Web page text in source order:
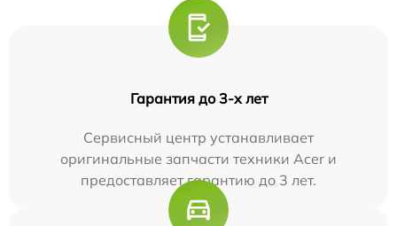
Гарантия до 3-х лет
Сервисный центр устанавливает
оригинальные запчасти техники Acer и
предоставляет гарантию до 3 лет.